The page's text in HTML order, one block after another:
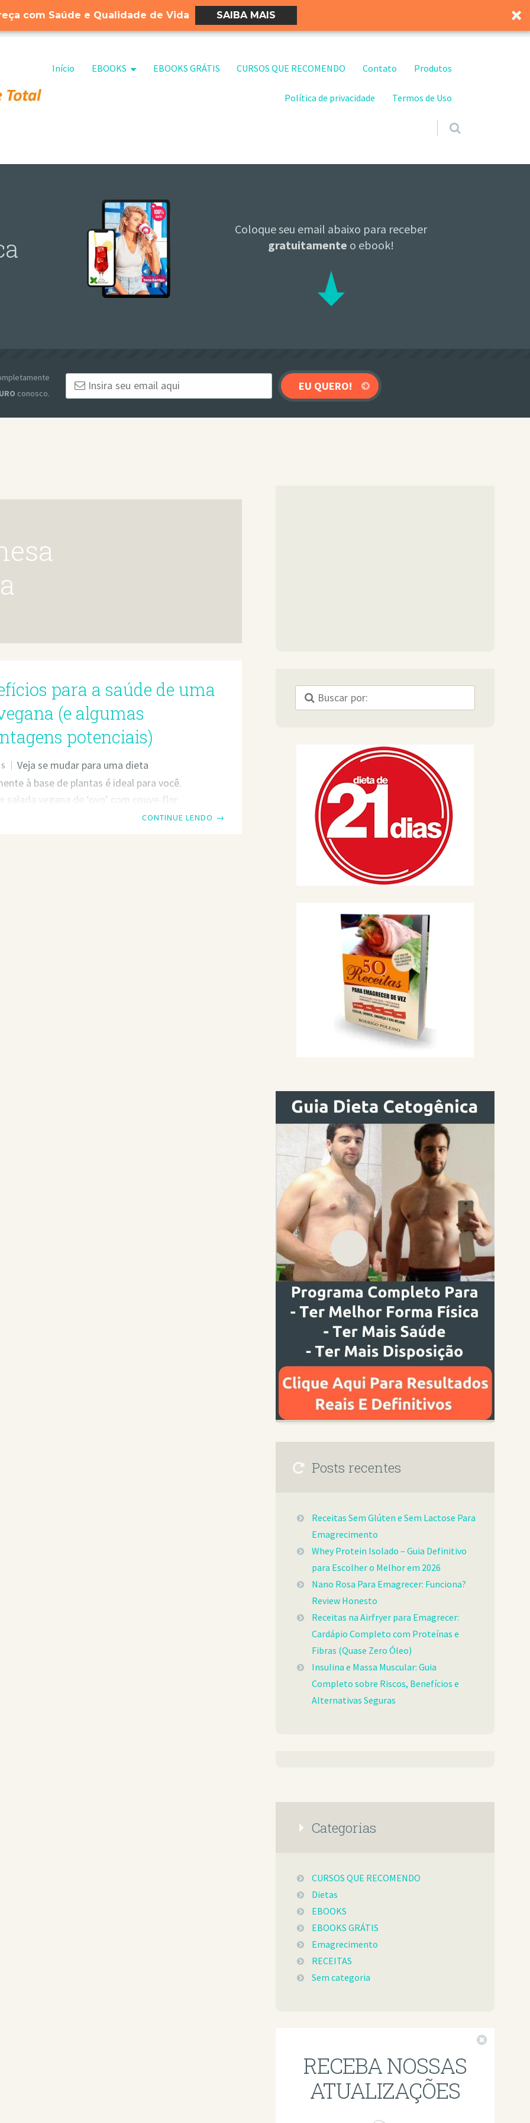
com Saúde e Qualidade de Vida SAIBA MAIS
Pular para o conteúdo
Início EBOOKS EBOOKS GRÁTIS CURSOS QUE RECOMENDO Contato Produtos
Política de privacidade Termos de Uso
Coloque seu email abaixo para receber
gratuitamente o ebook!
conosco.
para a saúde de uma
(e algumas
potenciais)
Veja se mudar para uma dieta
à base de plantas é ideal para você.
salada vegana de ‘ovo’ com couve-flor
dieta vegana há apenas alguns anos e
CONTINUE LENDO →
Posts recentes
Receitas Sem Glúten e Sem Lactose Para
Emagrecimento
Whey Protein Isolado – Guia Definitivo
para Escolher o Melhor em 2026
Nano Rosa Para Emagrecer: Funciona?
Review Honesto
Receitas na Airfryer para Emagrecer:
Cardápio Completo com Proteínas e
Fibras (Quase Zero Óleo)
Insulina e Massa Muscular: Guia
Completo sobre Riscos, Benefícios e
Alternativas Seguras
Categorias
CURSOS QUE RECOMENDO
Dietas
EBOOKS
EBOOKS GRÁTIS
Emagrecimento
RECEITAS
Sem categoria
RECEBA NOSSAS
ATUALIZAÇÕES